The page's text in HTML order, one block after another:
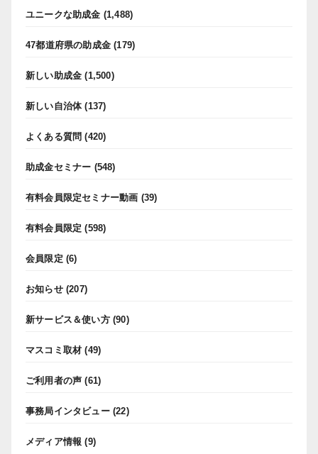
ユニークな助成金 (1,488)
47都道府県の助成金 (179)
新しい助成金 (1,500)
新しい自治体(137)
よくある質問 (420)
助成金セミナー (548)
有料会員限定セミナー動画 (39)
有料会員限定 (598)
会員限定 (6)
お知らせ(207)
新サービス＆使い方(90)
マスコミ取材 (49)
ご利用者の声 (61)
事務局インタビュー(22)
メディア情報 (9)